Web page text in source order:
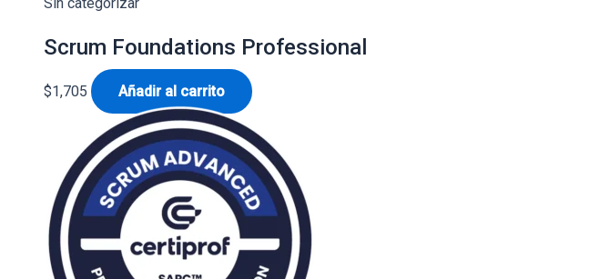
⁠Scrum Foundations Professional
$1,705 Añadir al carrito